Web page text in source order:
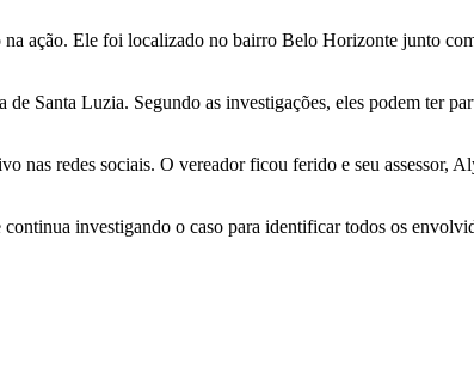
ação. Ele foi localizado no bairro Belo Horizonte junto
Santa Luzia. Segundo as investigações, eles podem ter
nas redes sociais. O vereador ficou ferido e seu assessor,
investigando o caso para identificar todos os